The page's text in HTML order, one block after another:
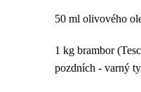
50 ml olivového
1 kg brambor
pozdních - varný